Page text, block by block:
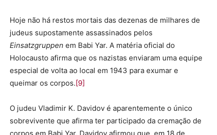
Hoje não há restos mortais das dezenas de milhares de
judeus supostamente assassinados pelos
Einsatzgruppen em Babi Yar. A matéria oficial do
Holocausto afirma que os nazistas enviaram uma equipe
especial de volta ao local em 1943 para exumar e
queimar os corpos.[9]
O judeu Vladimir K. Davidov é aparentemente o único
sobrevivente que afirma ter participado da cremação de